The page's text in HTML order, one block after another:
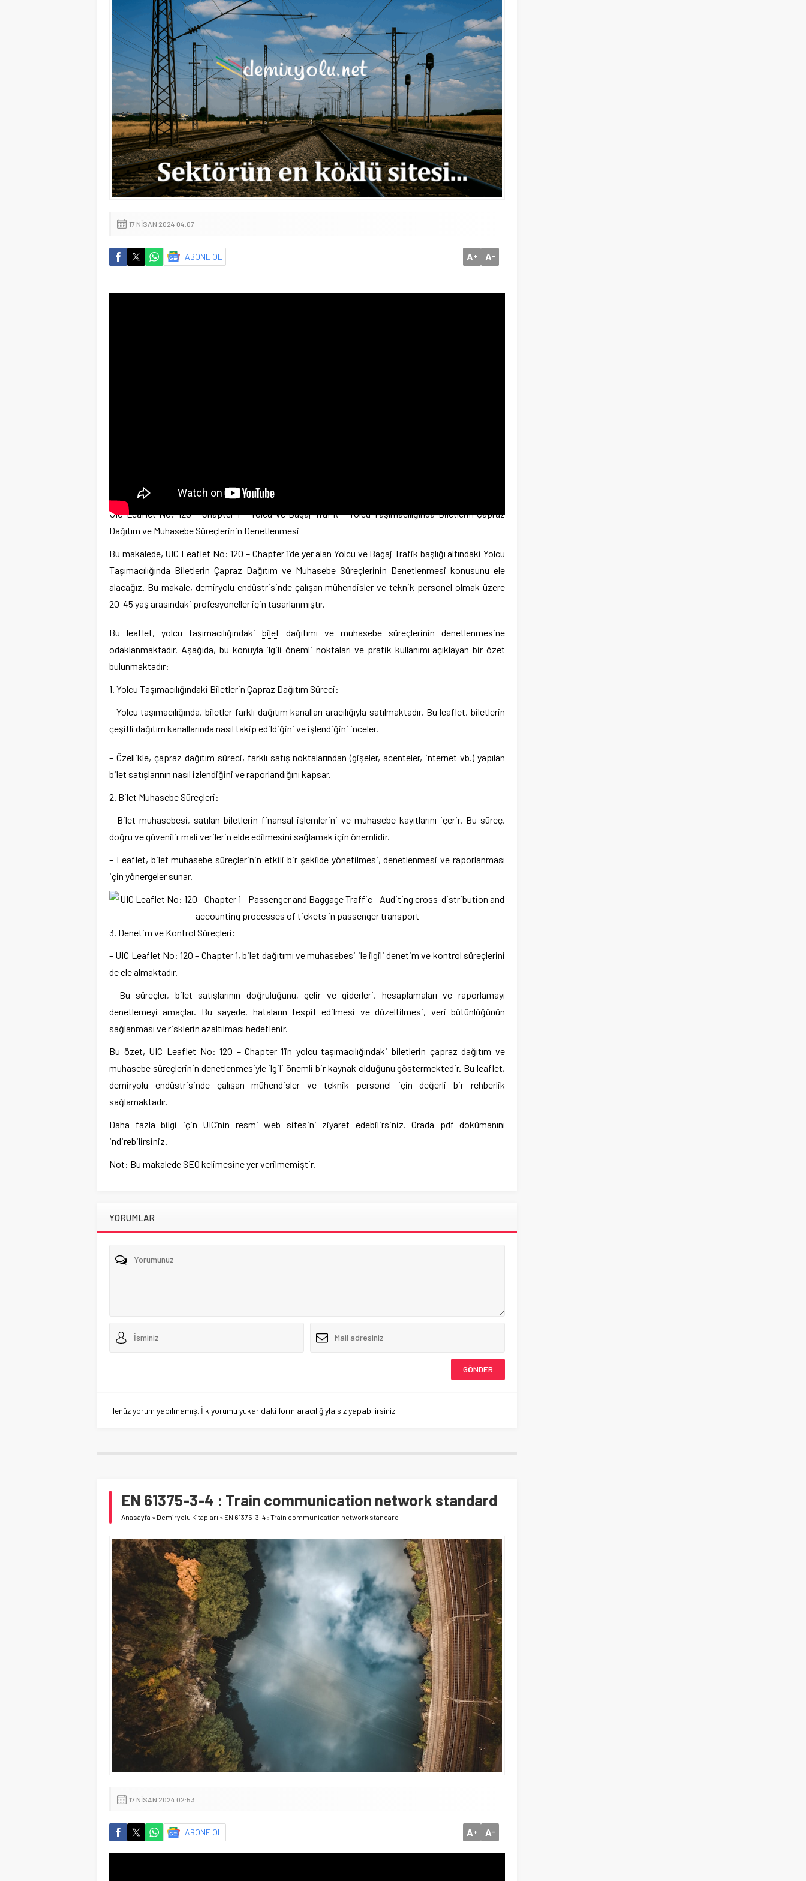
17 NISAN 2024 04:07
ABONE OL A+ A-
UIC Leaflet No: 120 – Chapter 1 – Yolcu ve Bagaj Trafik – Yolcu Taşımacılığında Biletlerin Çapraz
Dağıtım ve Muhasebe Süreçlerinin Denetlenmesi
Bu makalede, UIC Leaflet No: 120 – Chapter 1’de yer alan Yolcu ve Bagaj Trafik başlığı altındaki Yolcu
Taşımacılığında Biletlerin Çapraz Dağıtım ve Muhasebe Süreçlerinin Denetlenmesi konusunu ele
alacağız. Bu makale, demiryolu endüstrisinde çalışan mühendisler ve teknik personel olmak üzere
20-45 yaş arasındaki profesyoneller için tasarlanmıştır.
Bu leaflet, yolcu taşımacılığındaki bilet dağıtımı ve muhasebe süreçlerinin denetlenmesine
odaklanmaktadır. Aşağıda, bu konuyla ilgili önemli noktaları ve pratik kullanımı açıklayan bir özet
bulunmaktadır:
1. Yolcu Taşımacılığındaki Biletlerin Çapraz Dağıtım Süreci:
– Yolcu taşımacılığında, biletler farklı dağıtım kanalları aracılığıyla satılmaktadır. Bu leaflet, biletlerin
çeşitli dağıtım kanallarında nasıl takip edildiğini ve işlendiğini inceler.
– Özellikle, çapraz dağıtım süreci, farklı satış noktalarından (gişeler, acenteler, internet vb.) yapılan
bilet satışlarının nasıl izlendiğini ve raporlandığını kapsar.
2. Bilet Muhasebe Süreçleri:
– Bilet muhasebesi, satılan biletlerin finansal işlemlerini ve muhasebe kayıtlarını içerir. Bu süreç,
doğru ve güvenilir mali verilerin elde edilmesini sağlamak için önemlidir.
– Leaflet, bilet muhasebe süreçlerinin etkili bir şekilde yönetilmesi, denetlenmesi ve raporlanması
için yönergeler sunar.
3. Denetim ve Kontrol Süreçleri:
– UIC Leaflet No: 120 – Chapter 1, bilet dağıtımı ve muhasebesi ile ilgili denetim ve kontrol süreçlerini
de ele almaktadır.
– Bu süreçler, bilet satışlarının doğruluğunu, gelir ve giderleri, hesaplamaları ve raporlamayı
denetlemeyi amaçlar. Bu sayede, hataların tespit edilmesi ve düzeltilmesi, veri bütünlüğünün
sağlanması ve risklerin azaltılması hedeflenir.
Bu özet, UIC Leaflet No: 120 – Chapter 1’in yolcu taşımacılığındaki biletlerin çapraz dağıtım ve
muhasebe süreçlerinin denetlenmesiyle ilgili önemli bir kaynak olduğunu göstermektedir. Bu leaflet,
demiryolu endüstrisinde çalışan mühendisler ve teknik personel için değerli bir rehberlik
sağlamaktadır.
Daha fazla bilgi için UIC’nin resmi web sitesini ziyaret edebilirsiniz. Orada pdf dokümanını
indirebilirsiniz.
Not: Bu makalede SEO kelimesine yer verilmemiştir.
YORUMLAR
Henüz yorum yapılmamış. İlk yorumu yukarıdaki form aracılığıyla siz yapabilirsiniz.
EN 61375-3-4 : Train communication network standard
Anasayfa » Demiryolu Kitapları » EN 61375-3-4 : Train communication network standard
17 NISAN 2024 02:53
ABONE OL A+ A-